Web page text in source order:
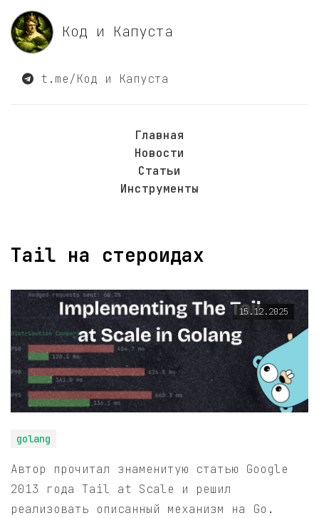
Код и Капуста
t.me/Код и Капуста
Главная
Новости
Статьи
Инструменты
Tail на стероидах
15.12.2025
golang
Автор прочитал знаменитую статью Google
2013 года Tail at Scale и решил
реализовать описанный механизм на Go.